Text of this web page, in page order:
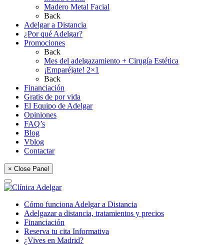
Madero Metal Facial
Back
Adelgar a Distancia
¿Por qué Adelgar?
Promociones
Back
Mes del adelgazamiento + Cirugía Estética
¡Emparéjate! 2×1
Back
Financiación
Gratis de por vida
El Equipo de Adelgar
Opiniones
FAQ’s
Blog
Vblog
Contactar
× Close Panel
Cómo funciona Adelgar a Distancia
Adelgazar a distancia, tratamientos y precios
Financiación
Reserva tu cita Informativa
¿Vives en Madrid?